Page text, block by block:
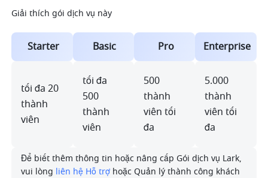
Giải thích gói dịch vụ này
Starter Basic Pro Enterprise
tối đa 20
thành
viên
tối đa
500
thành
viên
500
thành
viên tối
đa
5.000
thành
viên tối
đa
Để biết thêm thông tin hoặc nâng cấp Gói dịch vụ Lark,
vui lòng liên hệ Hỗ trợ hoặc Quản lý thành công khách